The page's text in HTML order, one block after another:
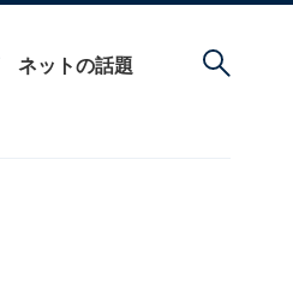
ネットの話題